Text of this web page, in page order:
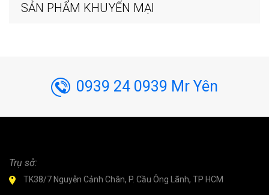
SẢN PHẨM KHUYẾN MẠI
0939 24 0939 Mr Yên
Trụ sở:
TK38/7 Nguyễn Cảnh Chân, P. Cầu Ông Lãnh, TP HCM